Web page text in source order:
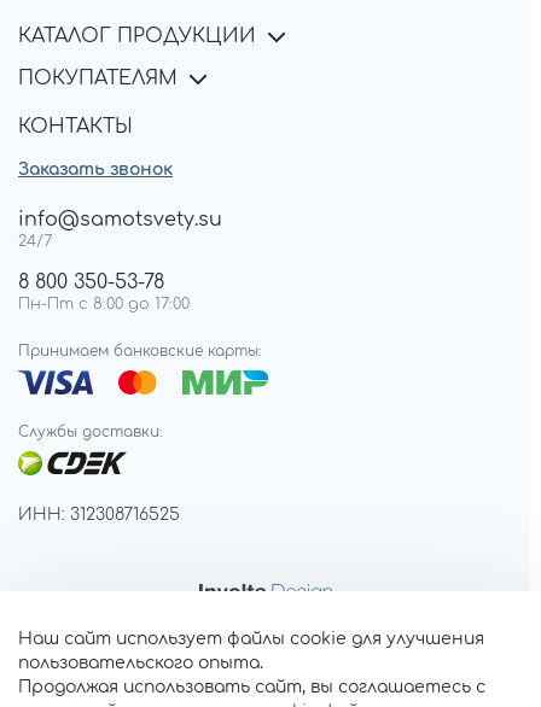
КАТАЛОГ ПРОДУКЦИИ
ПОКУПАТЕЛЯМ
КОНТАКТЫ
Заказать звонок
info@samotsvety.su
24/7
8 800 350-53-78
Пн-Пт с 8:00 до 17:00
Принимаем банковские карты:
Службы доставки:
ИНН: 312308716525
Наш сайт использует файлы cookie для улучшения
пользовательского опыта.
Продолжая использовать сайт, вы соглашаетесь с